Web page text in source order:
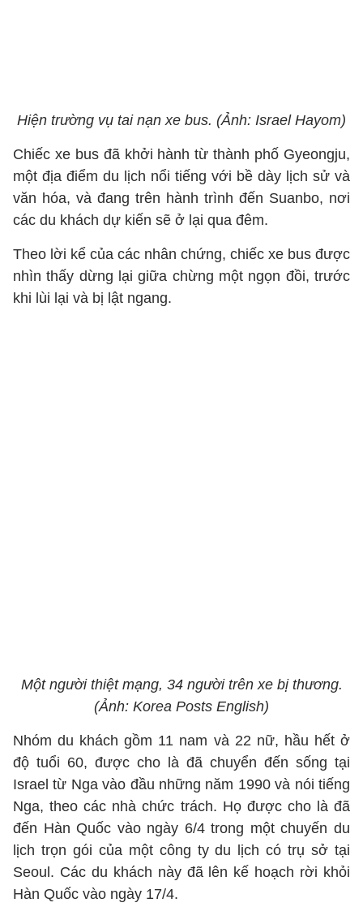
Hiện trường vụ tai nạn xe bus. (Ảnh: Israel Hayom)
Chiếc xe bus đã khởi hành từ thành phố Gyeongju,
một địa điểm du lịch nổi tiếng với bề dày lịch sử và
văn hóa, và đang trên hành trình đến Suanbo, nơi
các du khách dự kiến sẽ ở lại qua đêm.
Theo lời kể của các nhân chứng, chiếc xe bus được
nhìn thấy dừng lại giữa chừng một ngọn đồi, trước
khi lùi lại và bị lật ngang.
Một người thiệt mạng, 34 người trên xe bị thương.
(Ảnh: Korea Posts English)
Nhóm du khách gồm 11 nam và 22 nữ, hầu hết ở
độ tuổi 60, được cho là đã chuyển đến sống tại
Israel từ Nga vào đầu những năm 1990 và nói tiếng
Nga, theo các nhà chức trách. Họ được cho là đã
đến Hàn Quốc vào ngày 6/4 trong một chuyến du
lịch trọn gói của một công ty du lịch có trụ sở tại
Seoul. Các du khách này đã lên kế hoạch rời khỏi
Hàn Quốc vào ngày 17/4.